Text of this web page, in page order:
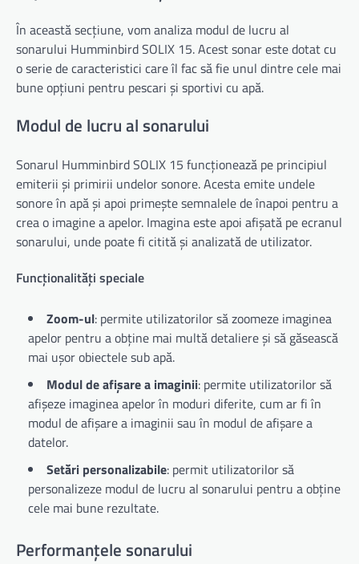
În această secțiune, vom analiza modul de lucru al
sonarului Humminbird SOLIX 15. Acest sonar este dotat cu
o serie de caracteristici care îl fac să fie unul dintre cele mai
bune opțiuni pentru pescari și sportivi cu apă.
Modul de lucru al sonarului
Sonarul Humminbird SOLIX 15 funcționează pe principiul
emiterii și primirii undelor sonore. Acesta emite undele
sonore în apă și apoi primește semnalele de înapoi pentru a
crea o imagine a apelor. Imagina este apoi afișată pe ecranul
sonarului, unde poate fi citită și analizată de utilizator.
Funcționalități speciale
Zoom-ul: permite utilizatorilor să zoomeze imaginea
apelor pentru a obține mai multă detaliere și să găsească
mai ușor obiectele sub apă.
Modul de afișare a imaginii: permite utilizatorilor să
afișeze imaginea apelor în moduri diferite, cum ar fi în
modul de afișare a imaginii sau în modul de afișare a
datelor.
Setări personalizabile: permit utilizatorilor să
personalizeze modul de lucru al sonarului pentru a obține
cele mai bune rezultate.
Performanțele sonarului